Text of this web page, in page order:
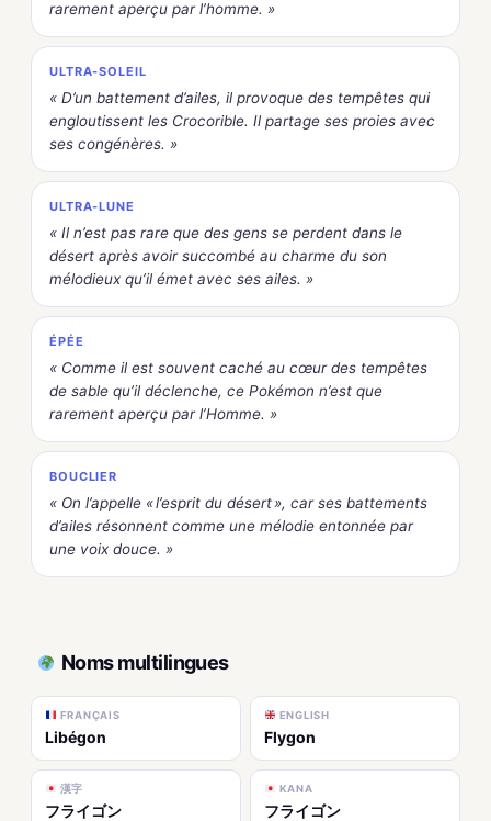
rarement aperçu par l’homme. »
ULTRA-SOLEIL
« D’un battement d’ailes, il provoque des tempêtes qui
engloutissent les Crocorible. Il partage ses proies avec
ses congénères. »
ULTRA-LUNE
« Il n’est pas rare que des gens se perdent dans le
désert après avoir succombé au charme du son
mélodieux qu’il émet avec ses ailes. »
ÉPÉE
« Comme il est souvent caché au cœur des tempêtes
de sable qu’il déclenche, ce Pokémon n’est que
rarement aperçu par l’Homme. »
BOUCLIER
« On l’appelle « l’esprit du désert », car ses battements
d’ailes résonnent comme une mélodie entonnée par
une voix douce. »
Noms multilingues
FRANÇAIS
Libégon
ENGLISH
Flygon
漢字
フライゴン
KANA
フライゴン